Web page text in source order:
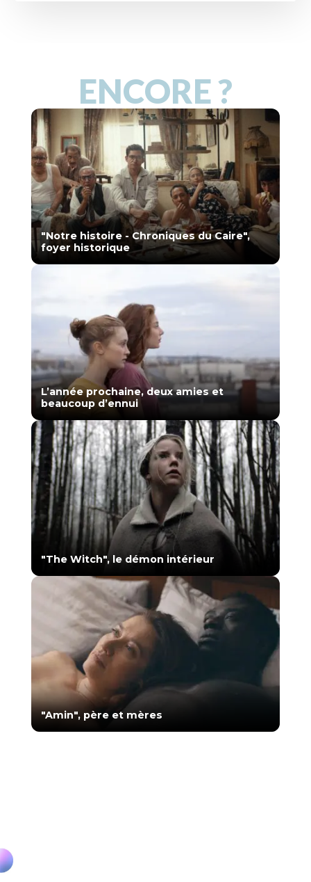
ENCORE ?
"Notre histoire - Chroniques du Caire",
foyer historique
L’année prochaine, deux amies et
beaucoup d’ennui
"The Witch", le démon intérieur
"Amin", père et mères